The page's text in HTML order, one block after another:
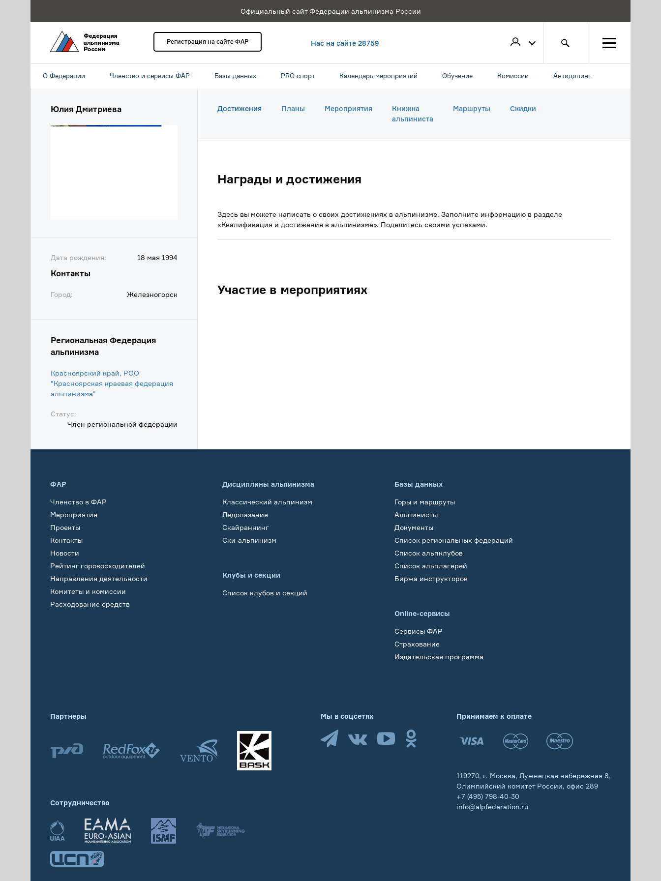
Официальный сайт Федерации альпинизма России
Регистрация на сайте ФАР Нас на сайте 28759
О Федерации Членство и сервисы ФАР Базы данных PRO спорт Календарь мероприятий Обучение Комиссии Антидопинг
Юлия Дмитриева
Дата рождения: 18 мая 1994
Контакты
Город: Железногорск
Региональная Федерация
альпинизма
Красноярский край, РОО
"Красноярская краевая федерация
альпинизма"
Статус:
Член региональной федерации
Достижения Планы Мероприятия
Книжка
альпиниста
Маршруты Скидки
Награды и достижения
Здесь вы можете написать о своих достижениях в альпинизме. Заполните информацию в разделе
«Квалификация и достижения в альпинизме». Поделитесь своими успехами.
Участие в мероприятиях
ФАР
Членство в ФАР
Мероприятия
Проекты
Контакты
Новости
Рейтинг горовосходителей
Направления деятельности
Комитеты и комиссии
Расходование средств
Дисциплины альпинизма
Классический альпинизм
Ледолазание
Скайраннинг
Ски-альпинизм
Клубы и секции
Список клубов и секций
Базы данных
Горы и маршруты
Альпинисты
Документы
Список региональных федераций
Список альпклубов
Список альплагерей
Биржа инструкторов
Online-сервисы
Сервисы ФАР
Страхование
Издательская программа
Партнеры
Сотрудничество
Принимаем к оплате
119270, г. Москва, Лужнецкая набережная 8,
Олимпийский комитет России, офис 289
+7 (495) 798-40-30
info@alpfederation.ru
Мы в соцсетях